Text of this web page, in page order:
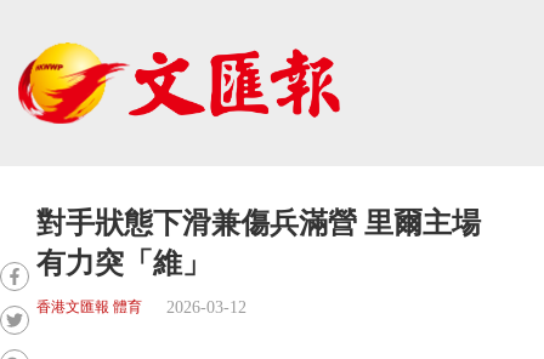
對手狀態下滑兼傷兵滿營 里爾主場
有力突「維」
香港文匯報 體育 2026-03-12